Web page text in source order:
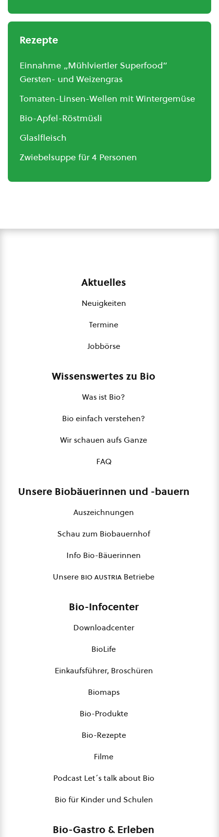
Rezepte
Einnahme „Mühlviertler Superfood“
Gersten- und Weizengras
Tomaten-Linsen-Wellen mit Wintergemüse
Bio-Apfel-Röstmüsli
Glaslfleisch
Zwiebelsuppe für 4 Personen
Aktuelles
Neuigkeiten
Termine
Jobbörse
Wissenswertes zu Bio
Was ist Bio?
Bio einfach verstehen?
Wir schauen aufs Ganze
FAQ
Unsere Biobäuerinnen und -bauern
Auszeichnungen
Schau zum Biobauernhof
Info Bio-Bäuerinnen
Unsere bio austria Betriebe
Bio-Infocenter
Downloadcenter
BioLife
Einkaufsführer, Broschüren
Biomaps
Bio-Produkte
Bio-Rezepte
Filme
Podcast Let´s talk about Bio
Bio für Kinder und Schulen
Bio-Gastro & Erleben